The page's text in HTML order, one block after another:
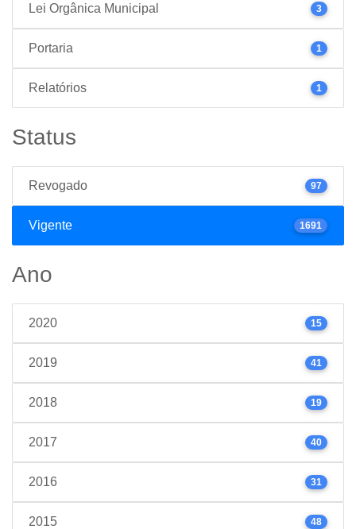
Lei Orgânica Municipal 3
Portaria 1
Relatórios 1
Status
Revogado 97
Vigente 1691
Ano
2020 15
2019 41
2018 19
2017 40
2016 31
2015 48